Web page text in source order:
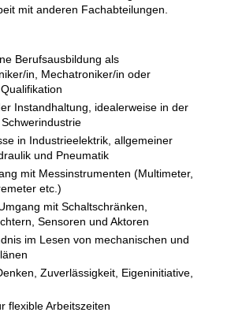
mit anderen Fachabteilungen.
Berufsausbildung als
in, Mechatroniker/in oder
Instandhaltung, idealerweise in der
in Industrieelektrik, allgemeiner
und Pneumatik
mit Messinstrumenten (Multimeter,
etc.)
mit Schaltschränken,
Sensoren und Aktoren
im Lesen von mechanischen und
Zuverlässigkeit, Eigeninitiative,
flexible Arbeitszeiten